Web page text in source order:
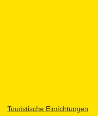
Touristische Einrichtungen